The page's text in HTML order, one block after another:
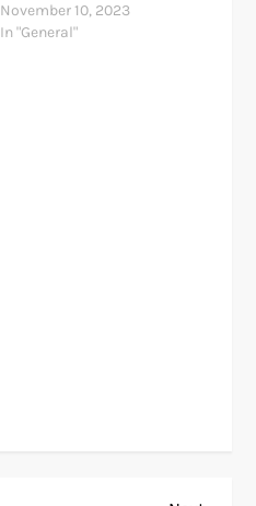
November 10, 2023
In "General"